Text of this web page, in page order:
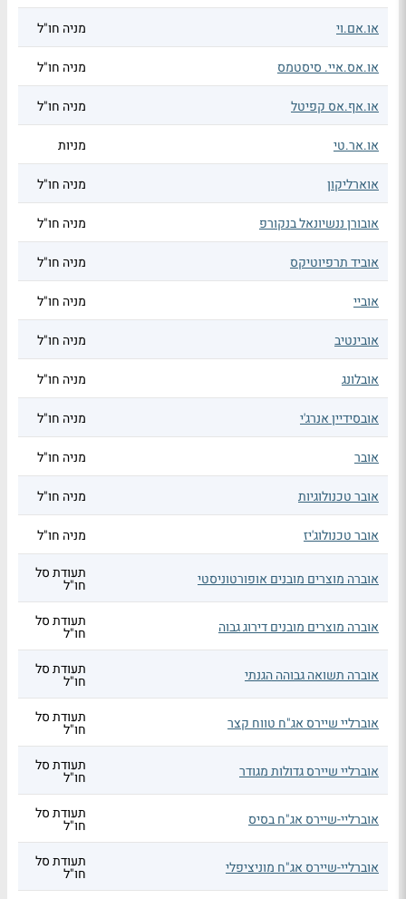
או.אם.וי מניה חו"ל
או.אס.איי. סיסטמס מניה חו"ל
או.אף.אס קפיטל מניה חו"ל
או.אר.טי מניות
אוארליקון מניה חו"ל
אובורן ננשיונאל בנקורפ מניה חו"ל
אוביד תרפיוטיקס מניה חו"ל
אוביי מניה חו"ל
אובינטיב מניה חו"ל
אובלונג מניה חו"ל
אובסידיין אנרג'י מניה חו"ל
אובר מניה חו"ל
אובר טכנולוגיות מניה חו"ל
אובר טכנולוג'יז מניה חו"ל
אוברה מוצרים מובנים אופורטוניסטי תעודת סל
חו"ל
אוברה מוצרים מובנים דירוג גבוה תעודת סל
חו"ל
אוברה תשואה גבוהה הגנתי תעודת סל
חו"ל
אוברליי שיירס אג"ח טווח קצר תעודת סל
חו"ל
אוברליי שיירס גדולות מגודר תעודת סל
חו"ל
אוברליי-שיירס אג"ח בסיס תעודת סל
חו"ל
אוברליי-שיירס אג"ח מוניציפלי תעודת סל
חו"ל